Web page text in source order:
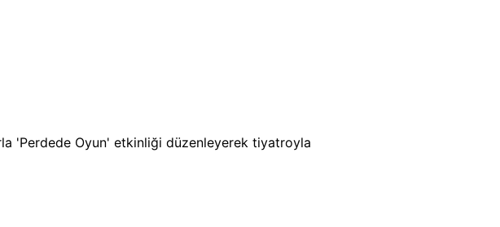
'Perdede Oyun' etkinliği düzenleyerek tiyatroyla